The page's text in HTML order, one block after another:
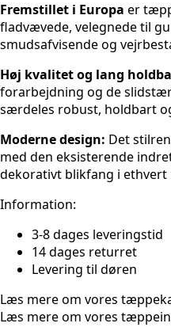
Fremstillet i Europa er
fladvævede, velegnede til
smudsafvisende og
Høj kvalitet og lang
forarbejdning og de
særdeles robust, holdbart
Moderne design: Det
med den eksisterende
dekorativt blikfang i ethvert
Information:
3-8 dages leveringstid
14 dages returret
Levering til døren
Læs mere om vores
Læs mere om vores